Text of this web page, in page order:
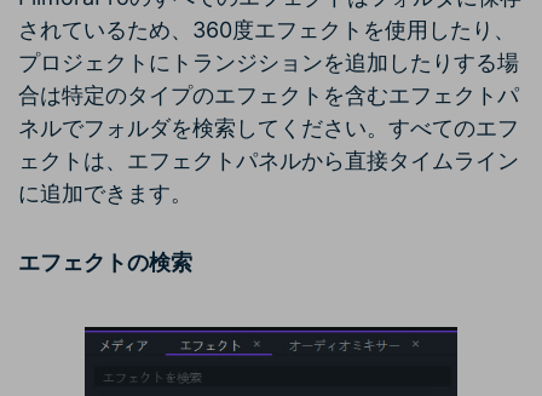
されているため、360度エフェクトを使用したり、
プロジェクトにトランジションを追加したりする場
合は特定のタイプのエフェクトを含むエフェクトパ
ネルでフォルダを検索してください。すべてのエフ
ェクトは、エフェクトパネルから直接タイムライン
に追加できます。
エフェクトの検索